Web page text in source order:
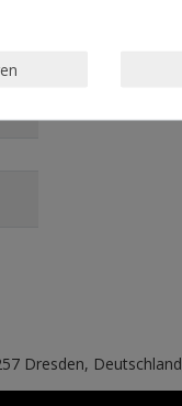
Dresden,